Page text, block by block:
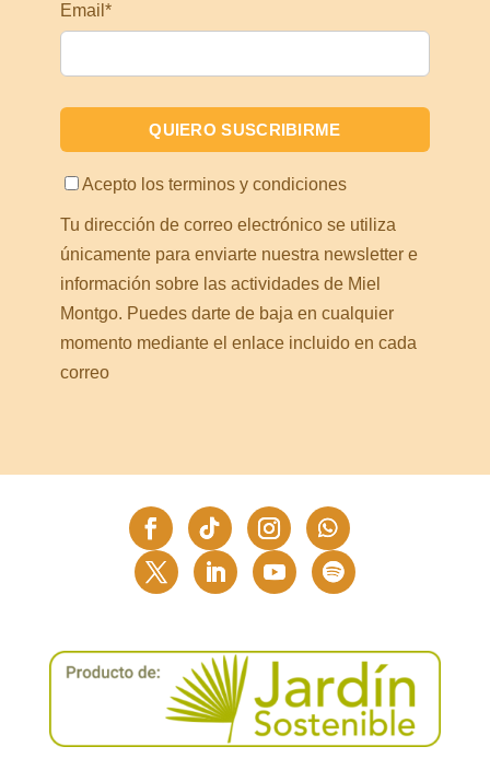
Email*
Acepto los terminos y condiciones
Tu dirección de correo electrónico se utiliza
únicamente para enviarte nuestra newsletter e
información sobre las actividades de Miel
Montgo. Puedes darte de baja en cualquier
momento mediante el enlace incluido en cada
correo